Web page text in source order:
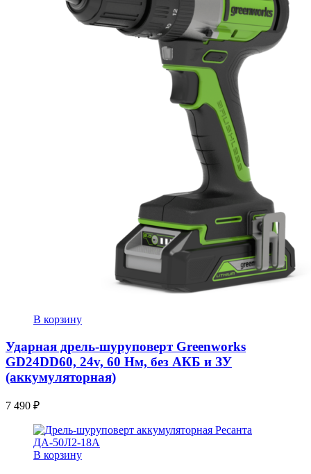
В корзину
Ударная дрель-шуруповерт Greenworks
GD24DD60, 24v, 60 Нм, без АКБ и ЗУ
(аккумуляторная)
7 490 ₽
В корзину